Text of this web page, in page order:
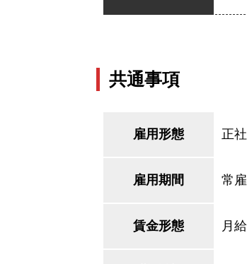
共通事項
雇用形態 正
雇用期間 常雇
賃金形態 月